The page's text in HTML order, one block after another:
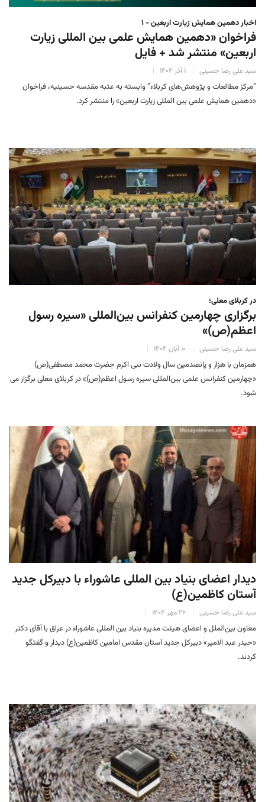
اخبار دهمین همایش زیارت اربعین - ۱
فراخوان «دهمین همایش علمی بین المللی زیارت
اربعین» منتشر شد + فایل
سید علی رضا حسینی ۱ آذر ۱۴۰۴
“مرکز مطالعات و پژوهش‌های کربلاء” وابسته به عتبه مقدسه حسینیه، فراخوان
«دهمین همایش علمی بین المللی زیارت اربعین» را منتشر کرد.
در کربلای معلی؛
برگزاری چهارمین کنفرانس بین‌المللی «سیره رسول
اعظم(ص)»
سید علی رضا حسینی ۱۰ آبان ۱۴۰۴
همزمان با هزار و پانصدمین سال ولادت نبی اکرم جضرت محمد مصطفی(ص)
«چهارمین کنفرانس علمی بین‌المللی سیره رسول اعظم(ص)» در کربلای معلی برگزار می
شود.
دیدار اعضای بنیاد بین المللی عاشوراء با دبیرکل جدید
آستان کاظمین(ع)
سید علی رضا حسینی ۲۶ مهر ۱۴۰۴
معاون بین‌الملل و اعضای هیئت مدیره بنیاد بین المللی عاشوراء در عراق با آقای دکتر
«حیدر عبد الامیر» دبیرکل جدید آستان مقدس امامین کاظمین(ع) دیدار و گفتگو
کردند.